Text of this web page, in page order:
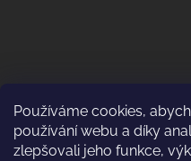
Používáme cookies,
používání webu a díky
zlepšovali jeho funkce,
ODSTOUPENÍ